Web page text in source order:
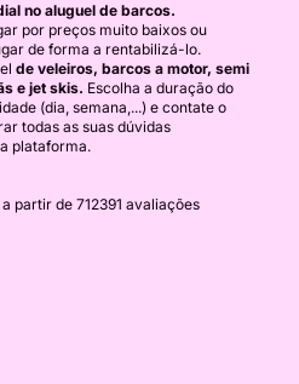
no aluguel de barcos.
por preços muito baixos ou
de forma a rentabilizá-lo.
de veleiros, barcos a motor, semi
e jet skis. Escolha a duração do
(dia, semana,...) e contate o
todas as suas dúvidas
plataforma.
partir de 712391 avaliações